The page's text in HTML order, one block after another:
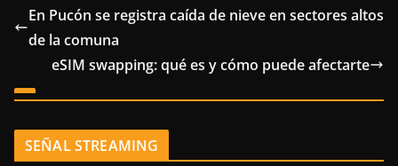
En Pucón se registra caída de nieve en sectores altos
de la comuna
eSIM swapping: qué es y cómo puede afectarte
SEÑAL STREAMING